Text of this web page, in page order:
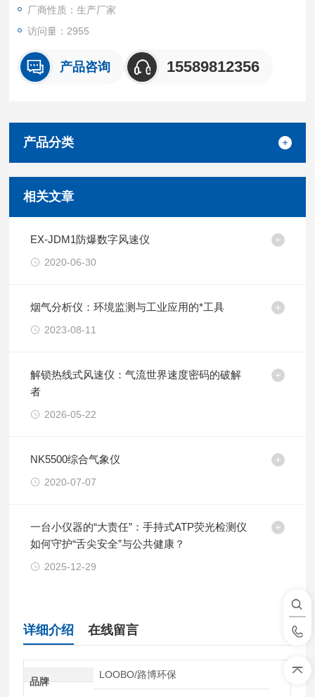
厂商性质：生产厂家
访问量：2955
产品咨询 15589812356
产品分类
相关文章
EX-JDM1防爆数字风速仪
2020-06-30
烟气分析仪：环境监测与工业应用的*工具
2023-08-11
解锁热线式风速仪：气流世界速度密码的破解
者
2026-05-22
NK5500综合气象仪
2020-07-07
一台小仪器的“大责任”：手持式ATP荧光检测仪
如何守护“舌尖安全”与公共健康？
2025-12-29
详细介绍 在线留言
品牌
LOOBO/路博环保